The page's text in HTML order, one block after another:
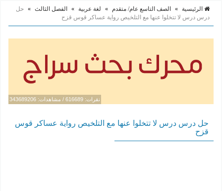
الرئيسية » الصف التاسع عام/ متقدم » لغة عربية » الفصل الثالث » حل
درس درس لا تتخلوا عنها مع التلخيص رواية عساكر قوس قزح
نقرات: 616689 / مشاهدات: 343689206
حل درس درس لا تتخلوا عنها مع التلخيص رواية عساكر قوس
قزح